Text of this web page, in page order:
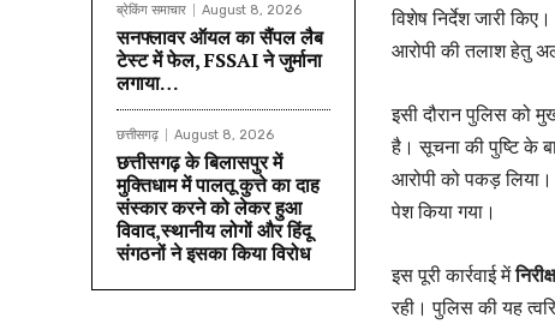
ब्रेकिंग समाचार August 8, 2026
सनफ्लावर ऑयल का सैंपल लैब
टेस्ट में फेल, FSSAI ने जुर्माना
लगाया…
छत्तीसगढ़ August 8, 2026
छत्तीसगढ़ के बिलासपुर में
मुक्तिधाम में पालतू कुत्ते का दाह
संस्कार करने को लेकर हुआ
विवाद,स्थानीय लोगों और हिंदू
संगठनों ने इसका किया विरोध
विशेष निर्देश जारी
आरोपी की तलाश हेतु
इसी दौरान पुलिस को
है। सूचना की पुष्टि के
आरोपी को पकड़ लिया।
पेश किया गया।
इस पूरी कार्रवाई में
रही। पुलिस की यह